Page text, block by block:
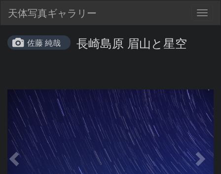
天体写真ギャラリー
佐藤 純哉 長崎島原 眉山と星空